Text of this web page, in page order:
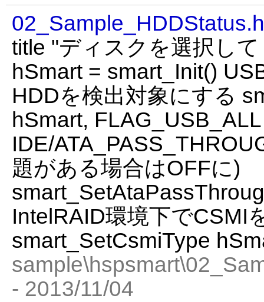
title "ディスクを選択し
hSmart = smart_Init()
HDDを検出対象にする
hSmart, FLAG_USB_ALL
IDE/
題がある場合はOFFに)
IntelRAID環境下でCSMI
smart_SetCsmiType
- 2013/11/04